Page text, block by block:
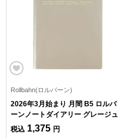
Rollbahn(ロルバーン)
2026年3月始まり 月間 B5 ロルバ
ーンノートダイアリー グレージュ
税込 1,375 円